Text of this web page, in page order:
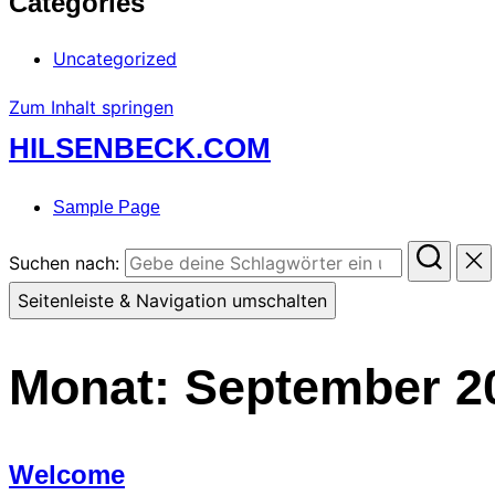
Uncategorized
Zum Inhalt springen
HILSENBECK.COM
Sample Page
Suchen nach:
Seitenleiste & Navigation umschalten
Monat: September
Welcome